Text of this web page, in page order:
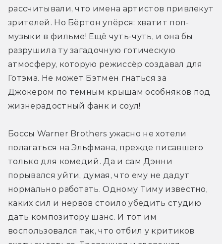
рассчитывали, что имена артистов привлекут
зрителей. Но Бёртон упёрся: хватит поп-
музыки в фильме! Ещё чуть-чуть, и она бы
разрушила ту загадочную готическую
атмосферу, которую режиссёр создавал для
Готэма. Не может Бэтмен гнаться за
Джокером по тёмным крышам особняков под
жизнерадостный фанк и соул!
Боссы Warner Brothers ужасно не хотели
полагаться на Эльфмана, прежде писавшего
только для комедий. Да и сам Дэнни
порывался уйти, думая, что ему не дадут
нормально работать. Одному Тиму известно,
каких сил и нервов стоило убедить студию
дать композитору шанс. И тот им
воспользовался так, что отбил у критиков